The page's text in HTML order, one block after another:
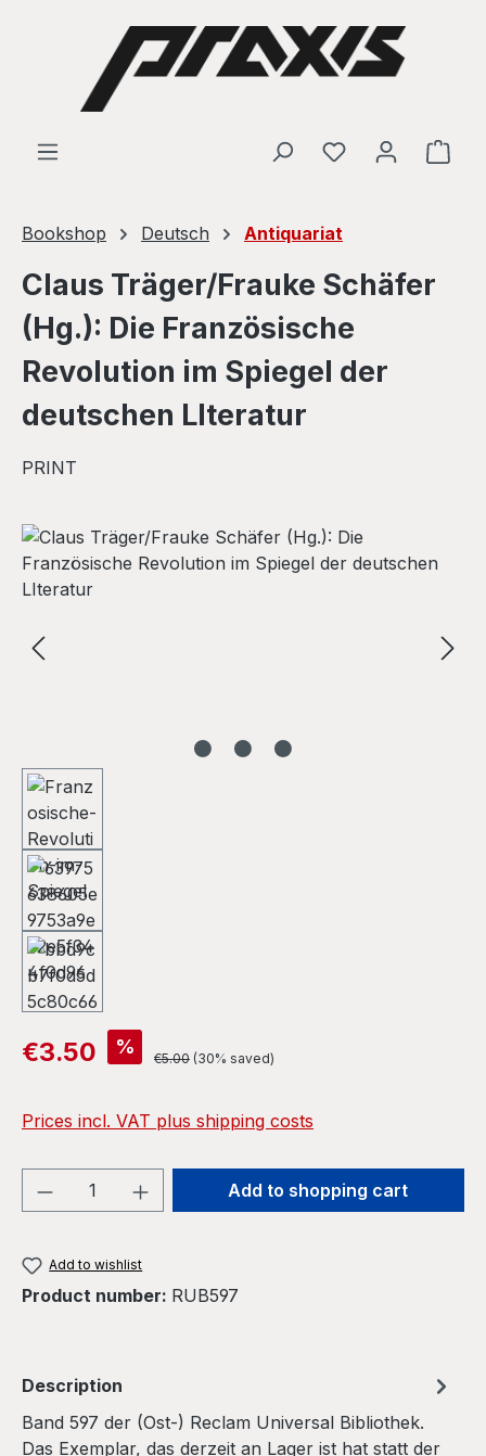
Skip to main content
Bookshop Deutsch Antiquariat
Claus Träger/Frauke Schäfer
(Hg.): Die Französische
Revolution im Spiegel der
deutschen LIteratur
PRINT
Skip image gallery
Sale price:
€3.50 % Regular price:
€5.00 (30% saved)
Prices incl. VAT plus shipping costs
Product Quantity: Enter the desired
Add to shopping cart
Add to wishlist
Product number: RUB597
Description
Band 597 der (Ost-) Reclam Universal Bibliothek.
Das Exemplar, das derzeit an Lager ist hat statt der